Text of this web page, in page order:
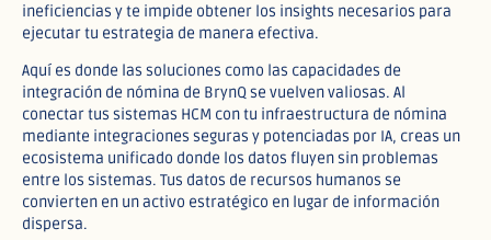
ineficiencias y te impide obtener los insights necesarios para
ejecutar tu estrategia de manera efectiva.
Aquí es donde las soluciones como las capacidades de
integración de nómina de BrynQ se vuelven valiosas. Al
conectar tus sistemas HCM con tu infraestructura de nómina
mediante integraciones seguras y potenciadas por IA, creas un
ecosistema unificado donde los datos fluyen sin problemas
entre los sistemas. Tus datos de recursos humanos se
convierten en un activo estratégico en lugar de información
dispersa.